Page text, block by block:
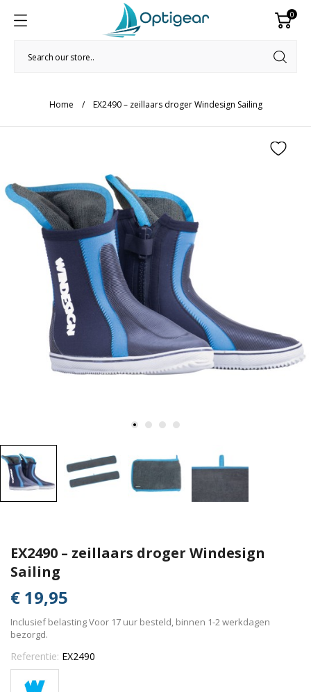
0
Home EX2490 – zeillaars droger Windesign Sailing
EX2490 – zeillaars droger Windesign
Sailing
€ 19,95
Inclusief belastingVoor 17 uur besteld, binnen 1-2 werkdagen
bezorgd.
Referentie: EX2490